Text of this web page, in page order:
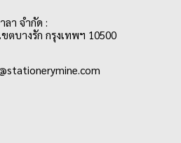
ลา จำกัด :
ตบางรัก กรุงเทพฯ 10500